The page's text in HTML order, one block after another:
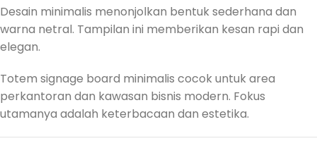
Desain minimalis menonjolkan bentuk sederhana dan
warna netral. Tampilan ini memberikan kesan rapi dan
elegan.
Totem signage board minimalis cocok untuk area
perkantoran dan kawasan bisnis modern. Fokus
utamanya adalah keterbacaan dan estetika.